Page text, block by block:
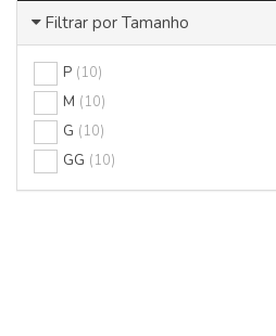
Filtrar por Tamanho
P (10)
M (10)
G (10)
GG (10)